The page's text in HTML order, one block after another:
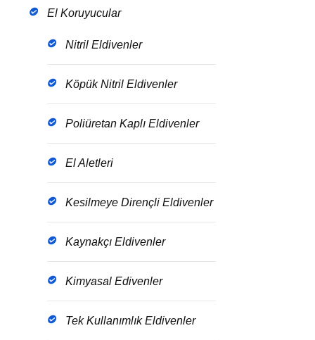
El Koruyucular
Nitril Eldivenler
Köpük Nitril Eldivenler
Poliüretan Kaplı Eldivenler
El Aletleri
Kesilmeye Dirençli Eldivenler
Kaynakçı Eldivenler
Kimyasal Edivenler
Tek Kullanımlık Eldivenler